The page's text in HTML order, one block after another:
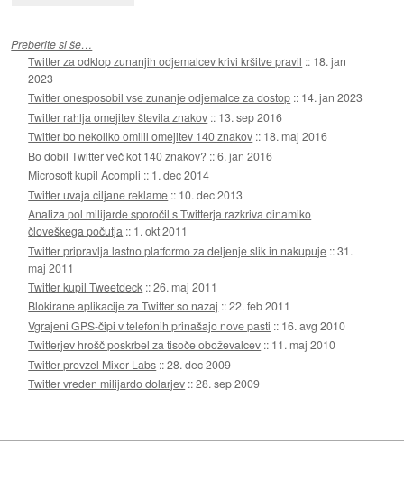
Preberite si še…
Twitter za odklop zunanjih odjemalcev krivi kršitve pravil :: 18. jan
2023
Twitter onesposobil vse zunanje odjemalce za dostop :: 14. jan 2023
Twitter rahlja omejitev števila znakov :: 13. sep 2016
Twitter bo nekoliko omilil omejitev 140 znakov :: 18. maj 2016
Bo dobil Twitter več kot 140 znakov? ::6. jan 2016
Microsoft kupil Acompli :: 1. dec 2014
Twitter uvaja ciljane reklame :: 10. dec 2013
Analiza pol milijarde sporočil s Twitterja razkriva dinamiko
človeškega počutja :: 1. okt 2011
Twitter pripravlja lastno platformo za deljenje slik in nakupuje ::31.
maj 2011
Twitter kupil Tweetdeck ::26. maj 2011
Blokirane aplikacije za Twitter so nazaj ::22. feb 2011
Vgrajeni GPS-čipi v telefonih prinašajo nove pasti :: 16. avg 2010
Twitterjev hrošč poskrbel za tisoče oboževalcev :: 11. maj 2010
Twitter prevzel Mixer Labs ::28. dec 2009
Twitter vreden milijardo dolarjev ::28. sep 2009